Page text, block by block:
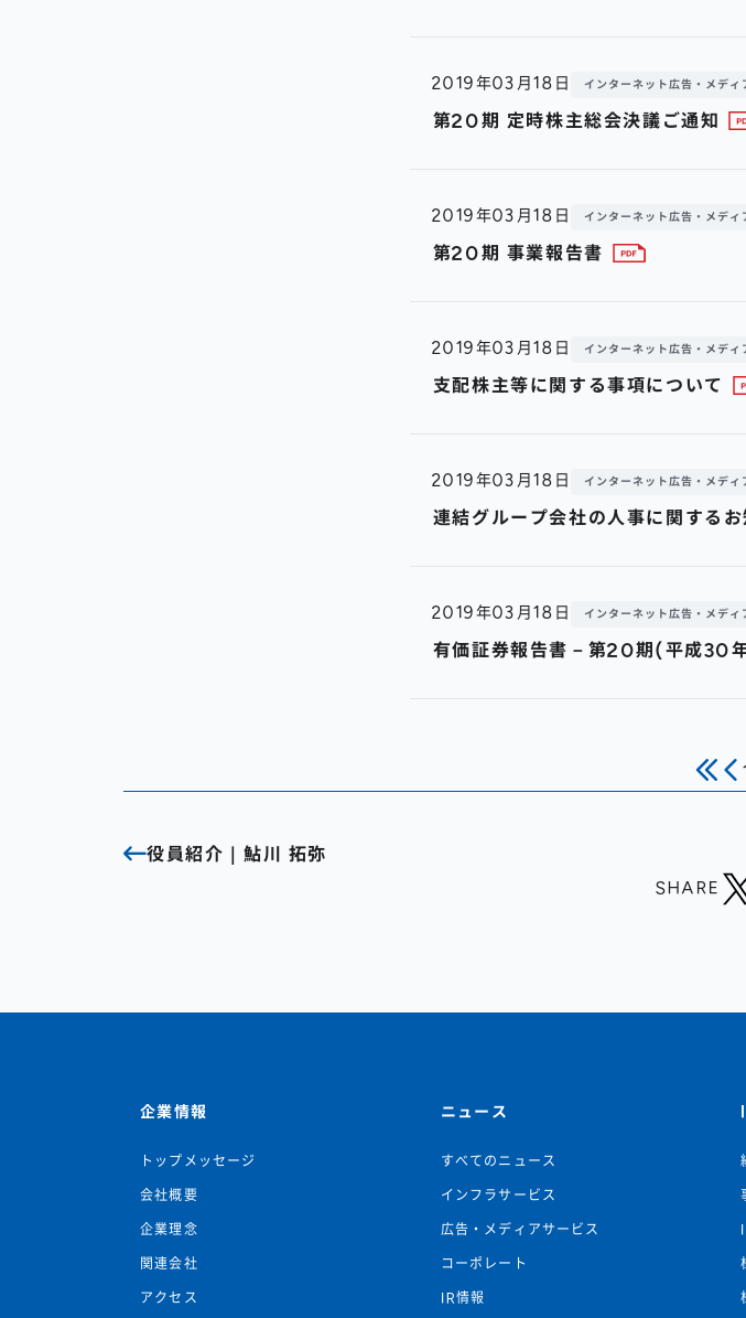
2019年03月18日 インターネット広告・メディ
第20期 定時株主総会決議ご通知
2019年03月18日 インターネット広告・メディ
第20期 事業報告書
2019年03月18日 インターネット広告・メディ
支配株主等に関する事項について
2019年03月18日 インターネット広告・メディ
連結グループ会社の人事に関するお
2019年03月18日 インターネット広告・メディ
有価証券報告書－第20期(平成30
役員紹介｜鮎川 拓弥
SHARE
企業情報
トップメッセージ
会社概要
企業理念
関連会社
アクセス
ニュース
すべてのニュース
インフラサービス
広告・メディアサービス
コーポレート
IR情報